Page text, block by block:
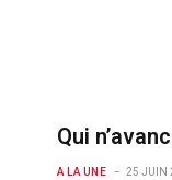
Qui
A LA UNE 25 JUIN